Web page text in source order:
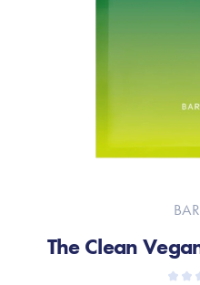
The Clean